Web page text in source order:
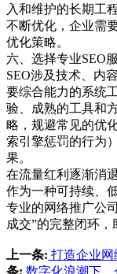
入和维护的长期工
不断优化，企业需
优化策略。
六、选择专业SEO
SEO涉及技术、内
要综合能力的系统
验、成熟的工具和
略，规避常见的优
索引擎惩罚的行为
果。
在流量红利逐渐消
作为一种可持续、
专业的网络推广公
成交”的完整闭环，
上一条: 打造企业
条: 数字化浪潮下，